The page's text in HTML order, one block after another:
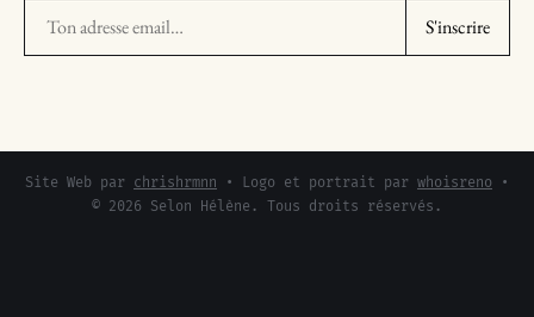
S'inscrire
Site Web par chrishrmnn • Logo et portrait par whoisreno •
© 2026 Selon Hélène. Tous droits réservés.